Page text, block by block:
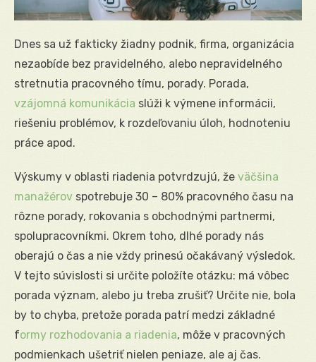
Dnes sa už fakticky žiadny podnik, firma, organizácia
nezaobíde bez pravidelného, alebo nepravidelného
stretnutia pracovného tímu, porady. Porada,
vzájomná komunikácia slúži k výmene informácii,
riešeniu problémov, k rozdeľovaniu úloh, hodnoteniu
práce apod.
Výskumy v oblasti riadenia potvrdzujú, že väčšina
manažérov spotrebuje 30 – 80% pracovného času na
rôzne porady, rokovania s obchodnými partnermi,
spolupracovníkmi. Okrem toho, dlhé porady nás
oberajú o čas a nie vždy prinesú očakávaný výsledok.
V tejto súvislosti si určite položíte otázku: má vôbec
porada význam, alebo ju treba zrušiť? Určite nie, bola
by to chyba, pretože porada patrí medzi základné
formy rozhodovania a riadenia, môže v pracovných
podmienkach ušetriť nielen peniaze, ale aj čas.